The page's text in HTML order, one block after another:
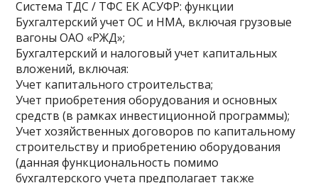
Система ТДС / ТФС ЕК АСУФР: функции
Бухгалтерский учет ОС и НМА, включая грузовые
вагоны ОАО «РЖД»;
Бухгалтерский и налоговый учет капитальных
вложений, включая:
Учет капитального строительства;
Учет приобретения оборудования и основных
средств (в рамках инвестиционной программы);
Учет хозяйственных договоров по капитальному
строительству и приобретению оборудования
(данная функциональность помимо
бухгалтерского учета предполагает также